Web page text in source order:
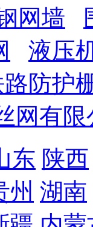
网墙
液压
防护
网有限
东 陕西
州 湖南